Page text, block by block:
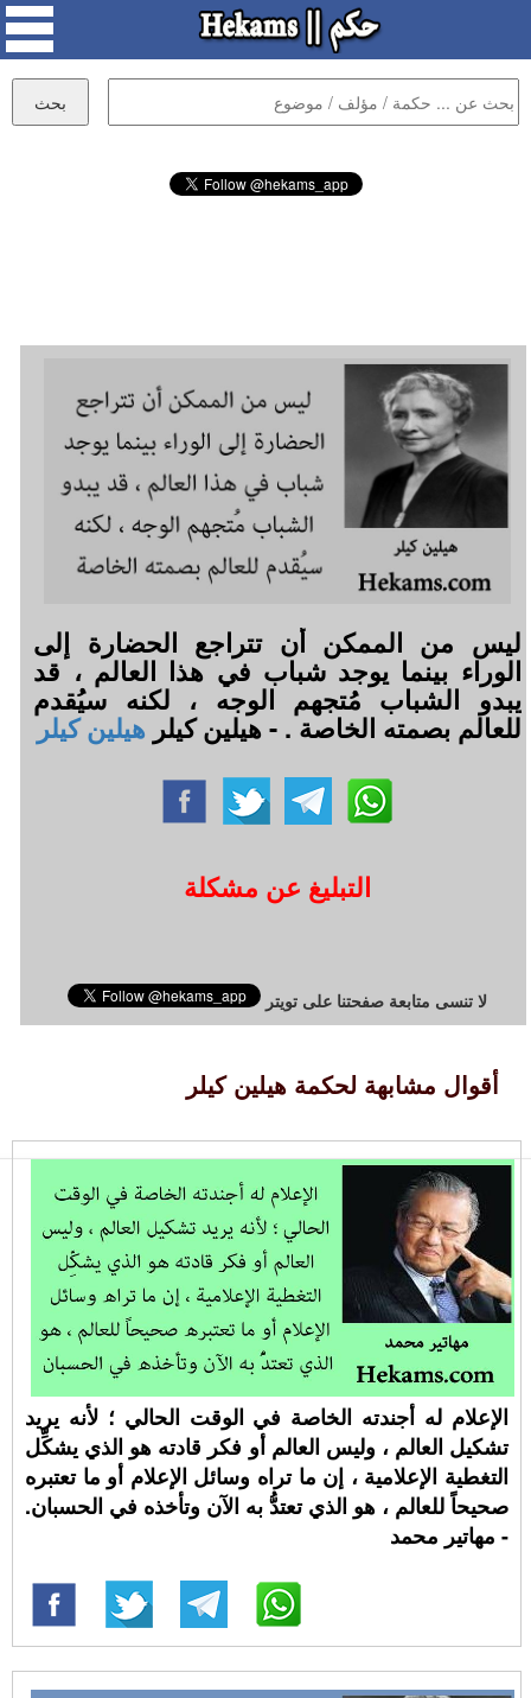
ليس من الممكن أن تتراجع الحضارة إلى
الوراء بينما يوجد شباب في هذا العالم ، قد
يبدو الشباب مُتجهم الوجه ، لكنه سيُقدم
للعالم بصمته الخاصة . - هيلين كيلرهيلين كيلر
التبليغ عن مشكلة
لا تنسى متابعة صفحتنا على تويتر
أقوال مشابهة لحكمة هيلين كيلر
الإعلام له أجندته الخاصة في الوقت الحالي ؛ لأنه يريد
تشكيل العالم ، وليس العالم أو فكر قادته هو الذي يشكِّل
التغطية الإعلامية ، إن ما تراه وسائل الإعلام أو ما تعتبره
صحيحاً للعالم ، هو الذي تعتدُّ به الآن وتأخذه في الحسبان.
- مهاتير محمد